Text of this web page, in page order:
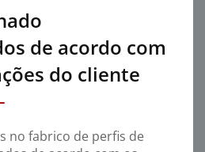
de acordo com
do cliente
no fabrico de perfis de